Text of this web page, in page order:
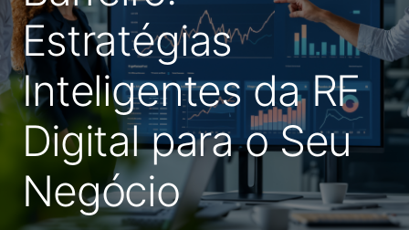
Estratégias
Inteligentes da RF
Digital para o Seu
Negócio